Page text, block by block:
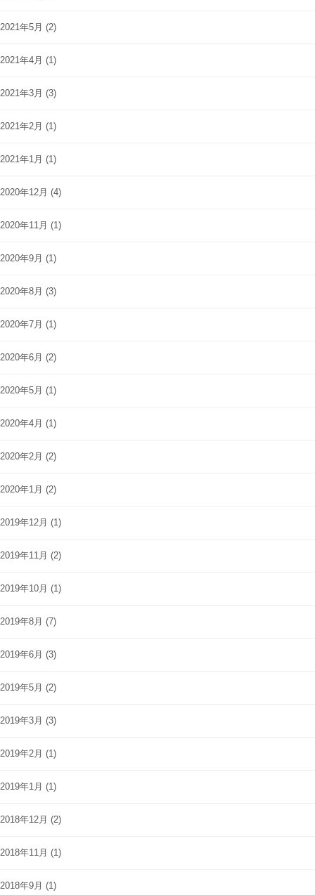
2021年5月 (2)
2021年4月 (1)
2021年3月 (3)
2021年2月 (1)
2021年1月 (1)
2020年12月 (4)
2020年11月 (1)
2020年9月 (1)
2020年8月 (3)
2020年7月 (1)
2020年6月 (2)
2020年5月 (1)
2020年4月 (1)
2020年2月 (2)
2020年1月 (2)
2019年12月 (1)
2019年11月 (2)
2019年10月 (1)
2019年8月 (7)
2019年6月 (3)
2019年5月 (2)
2019年3月 (3)
2019年2月 (1)
2019年1月 (1)
2018年12月 (2)
2018年11月 (1)
2018年9月 (1)